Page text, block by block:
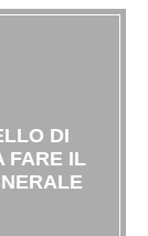
DI
FARE IL